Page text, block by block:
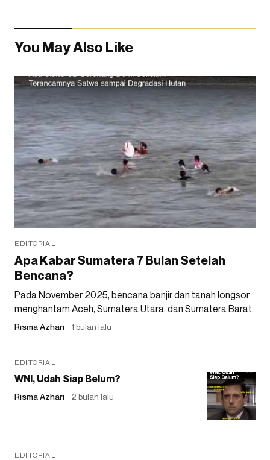
You May Also Like
EDITORIAL
Apa Kabar Sumatera 7 Bulan Setelah
Bencana?
Pada November 2025, bencana banjir dan tanah longsor
menghantam Aceh, Sumatera Utara, dan Sumatera Barat.
Risma Azhari 1 bulan lalu
EDITORIAL
WNI, Udah Siap Belum?
Risma Azhari 2 bulan lalu
EDITORIAL